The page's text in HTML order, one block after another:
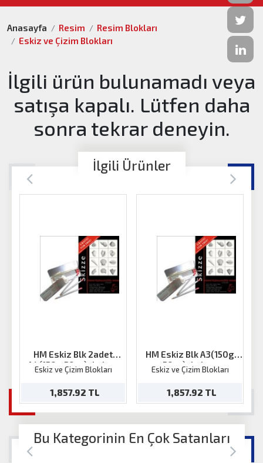
Anasayfa Resim
Resim Blokları
Eskiz ve Çizim Blokları
İlgili ürün bulunamadı veya
satışa kapalı. Lütfen daha
sonra tekrar deneyin.
İlgili Ürünler
HM Eskiz Blk 2adet
A4(150g 50ya)+kalem
Eskiz ve Çizim Blokları
1,857.92 TL
HM Eskiz Blk A3(150g
50ya)+kalem
Eskiz ve Çizim Blokları
1,857.92 TL
Bu Kategorinin En Çok Satanları